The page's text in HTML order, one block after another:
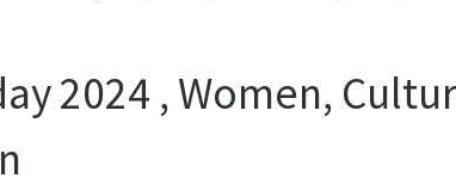
2024 , Women,